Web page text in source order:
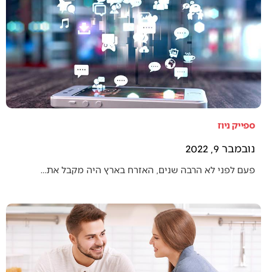
ספייק ניוז
נובמבר 9, 2022
פעם לפני לא הרבה שנים, האזרח בארץ היה מקבל את…